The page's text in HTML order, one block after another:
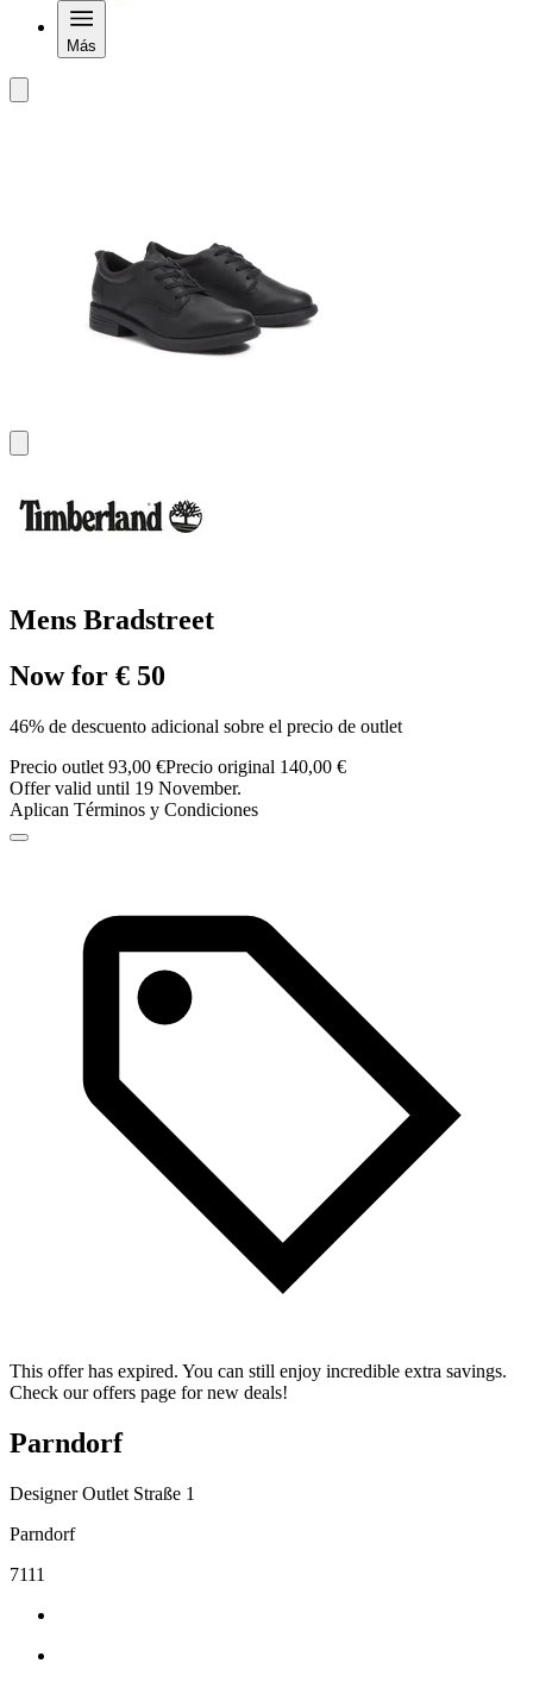
Más
Mens Bradstreet
Now for € 50
46% de descuento adicional sobre el precio de outlet
Precio outlet 93,00 €Precio original 140,00 €
Offer valid until 19 November.
Aplican Términos y Condiciones
This offer has expired. You can still enjoy incredible extra savings.
Check our offers page for new deals!
Parndorf
Designer Outlet Straße 1
Parndorf
7111